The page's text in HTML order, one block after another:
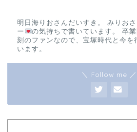
明日海りおさんだいすき。 みりお
ー
の気持ちで書いています。 卒
刻のファンなので、宝塚時代と今を
います。
＼ Follow me ／